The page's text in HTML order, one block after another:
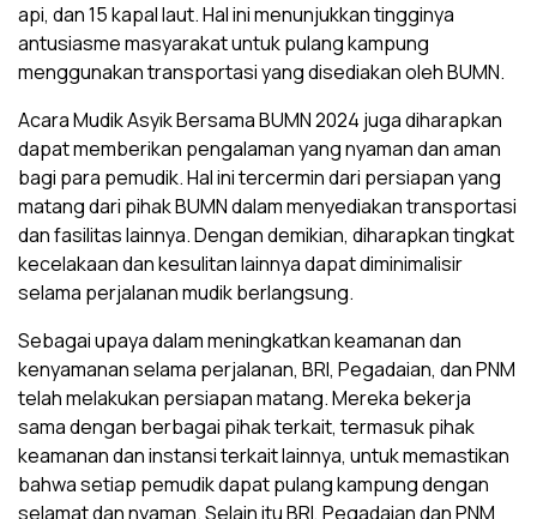
api, dan 15 kapal laut. Hal ini menunjukkan tingginya
antusiasme masyarakat untuk pulang kampung
menggunakan transportasi yang disediakan oleh BUMN.
Acara Mudik Asyik Bersama BUMN 2024 juga diharapkan
dapat memberikan pengalaman yang nyaman dan aman
bagi para pemudik. Hal ini tercermin dari persiapan yang
matang dari pihak BUMN dalam menyediakan transportasi
dan fasilitas lainnya. Dengan demikian, diharapkan tingkat
kecelakaan dan kesulitan lainnya dapat diminimalisir
selama perjalanan mudik berlangsung.
Sebagai upaya dalam meningkatkan keamanan dan
kenyamanan selama perjalanan, BRI, Pegadaian, dan PNM
telah melakukan persiapan matang. Mereka bekerja
sama dengan berbagai pihak terkait, termasuk pihak
keamanan dan instansi terkait lainnya, untuk memastikan
bahwa setiap pemudik dapat pulang kampung dengan
selamat dan nyaman. Selain itu BRI, Pegadaian dan PNM